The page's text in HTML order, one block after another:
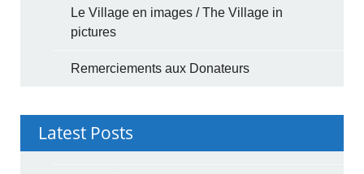
Le Village en images / The Village in
pictures
Remerciements aux Donateurs
Latest Posts